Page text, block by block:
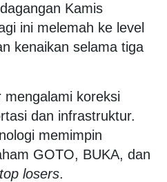
Kamis
ini melemah ke level
kenaikan selama tiga
koreksi
dan infrastruktur.
memimpin
GOTO, BUKA, dan
top losers.